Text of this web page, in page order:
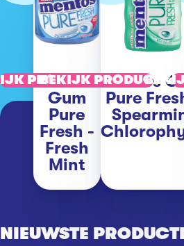
Mentos
Gum
Pure
Fresh -
Fresh
Mint
PRODUCT
Mentos
Pure
BEKIJK PRODUCT
NIEUWSTE